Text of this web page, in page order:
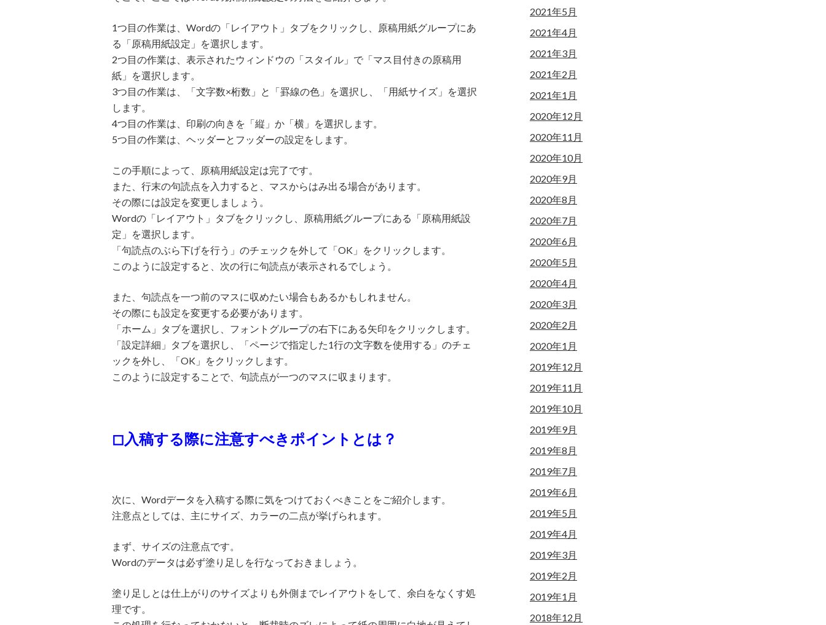
1つ目の作業は、Wordの「レイアウト」タブをクリックし、原稿用紙グループにあ
る「原稿用紙設定」を選択します。
2つ目の作業は、表示されたウィンドウの「スタイル」で「マス目付きの原稿用
紙」を選択します。
3つ目の作業は、「文字数×桁数」と「罫線の色」を選択し、「用紙サイズ」を選択
します。
4つ目の作業は、印刷の向きを「縦」か「横」を選択します。
5つ目の作業は、ヘッダーとフッダーの設定をします。
この手順によって、原稿用紙設定は完了です。
また、行末の句読点を入力すると、マスからはみ出る場合があります。
その際には設定を変更しましょう。
Wordの「レイアウト」タブをクリックし、原稿用紙グループにある「原稿用紙設
定」を選択します。
「句読点のぶら下げを行う」のチェックを外して「OK」をクリックします。
このように設定すると、次の行に句読点が表示されるでしょう。
また、句読点を一つ前のマスに収めたい場合もあるかもしれません。
その際にも設定を変更する必要があります。
「ホーム」タブを選択し、フォントグループの右下にある矢印をクリックします。
「設定詳細」タブを選択し、「ページで指定した1行の文字数を使用する」のチェ
ックを外し、「OK」をクリックします。
このように設定することで、句読点が一つのマスに収まります。
◻︎入稿する際に注意すべきポイントとは？
次に、Wordデータを入稿する際に気をつけておくべきことをご紹介します。
注意点としては、主にサイズ、カラーの二点が挙げられます。
まず、サイズの注意点です。
Wordのデータは必ず塗り足しを行なっておきましょう。
塗り足しとは仕上がりのサイズよりも外側までレイアウトをして、余白をなくす処
理です。
2021年5月
2021年4月
2021年3月
2021年2月
2021年1月
2020年12月
2020年11月
2020年10月
2020年9月
2020年8月
2020年7月
2020年6月
2020年5月
2020年4月
2020年3月
2020年2月
2020年1月
2019年12月
2019年11月
2019年10月
2019年9月
2019年8月
2019年7月
2019年6月
2019年5月
2019年4月
2019年3月
2019年2月
2019年1月
2018年12月